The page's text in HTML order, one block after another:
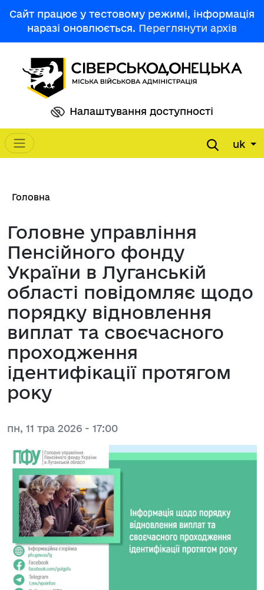
Сайт працює у тестовому режимі, інформація
наразі оновлюється. Переглянути архів
Налаштування доступності
Main navigation uk
Рядок навіґації
Головна
Головне управління
Пенсійного фонду
України в Луганській
області повідомляє щодо
порядку відновлення
виплат та своєчасного
проходження
ідентифікації протягом
року
пн, 11 тра 2026 - 17:00